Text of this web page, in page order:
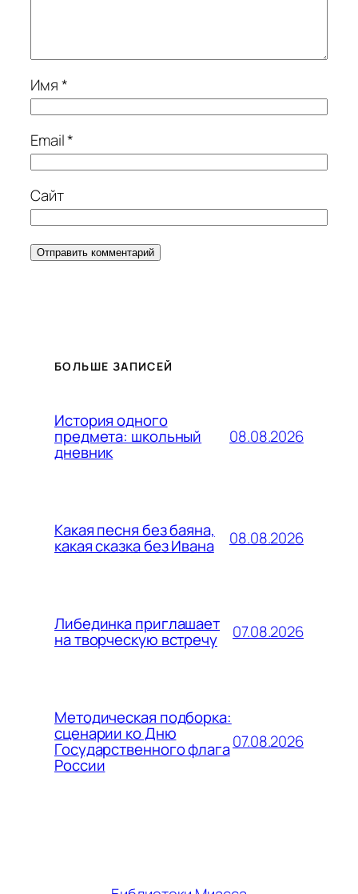
Имя*
Email*
Сайт
БОЛЬШЕ ЗАПИСЕЙ
История одного
предмета: школьный
дневник
08.08.2026
Какая песня без баяна,
какая сказка без Ивана 08.08.2026
Либединка приглашает
на творческую встречу 07.08.2026
Методическая подборка:
сценарии ко Дню
Государственного флага
России
07.08.2026